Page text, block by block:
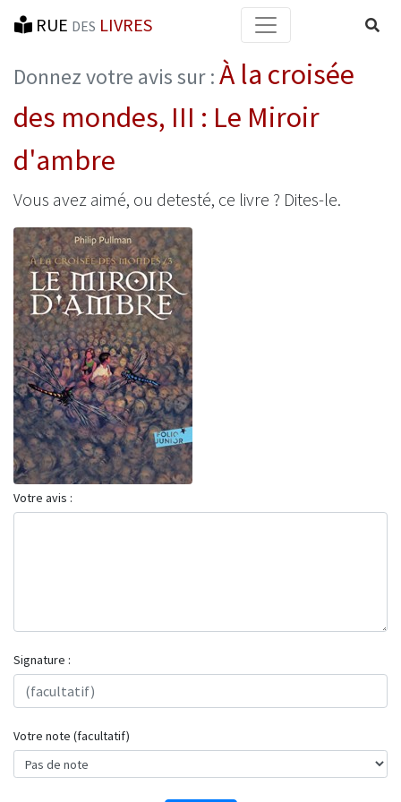
RUE DES LIVRES
Donnez votre avis sur :À la croisée
des mondes, III : Le Miroir
d'ambre
Vous avez aimé, ou detesté, ce livre ? Dites-le.
Votre avis :
Signature :
Votre note (facultatif)